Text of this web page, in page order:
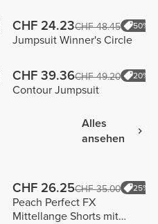
CHF 24.23CHF 48.45 50%
Jumpsuit Winner's Circle
CHF 39.36CHF 49.20 20%
Contour Jumpsuit
Alles
ansehen
CHF 26.25CHF 35.00 25%
Peach Perfect FX
Mittellange Shorts mit